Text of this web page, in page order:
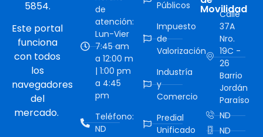
5854.
Este portal
funciona
con todos
los
navegadores
del
mercado.
de
atención:
Lun-Vier
7:45 am
a 12:00 m
| 1:00 pm
a 4:45
pm
Teléfono:
ND
Públicos
Impuesto
de
Valorización
Industría
y
Comercio
Predial
Unificado
Movilidad
Calle
37A
Nro.
19C -
26
Barrio
Jordán
Paraíso
ND
ND